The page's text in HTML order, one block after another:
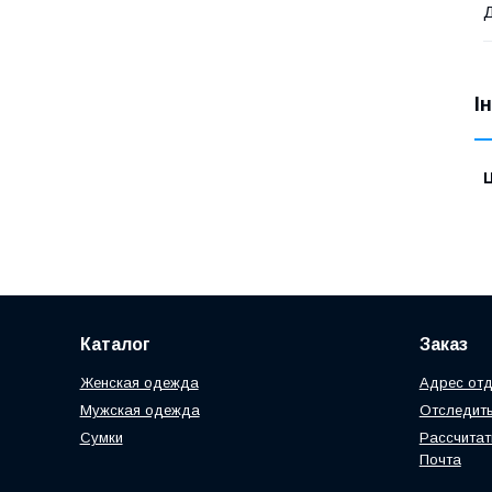
Каталог
Женская одежда
Мужская одежда
Сумки
Заказ
Адрес
Почта